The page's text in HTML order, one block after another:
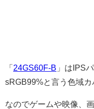
「 24GS60F-B 」はIPS
sRGB99%と言う色域カ
なのでゲームや映像、